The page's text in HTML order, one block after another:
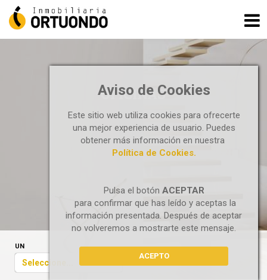
Aviso de Cookies
Este sitio web utiliza cookies para ofrecerte
una mejor experiencia de usuario. Puedes
obtener más información en nuestra
Política de Cookies.
Pulsa el botón ACEPTAR
para confirmar que has leído y aceptas la
información presentada. Después de aceptar
no volveremos a mostrarte este mensaje.
ACEPTO
OFICINAS
UN
Seleccione...